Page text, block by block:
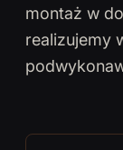
montaż w
realizujemy